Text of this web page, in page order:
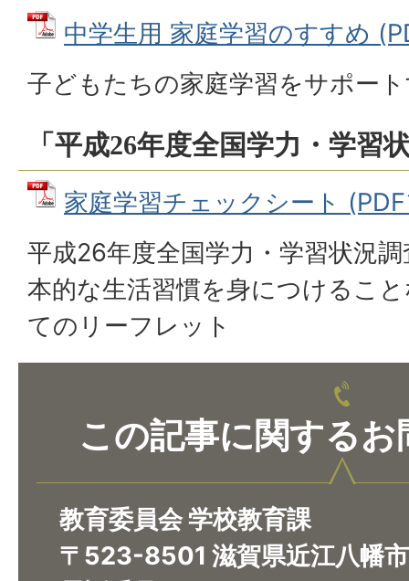
中学生用 家庭学習のすすめ
子どもたちの家庭学習をサポー
「平成26年度全国学力・学習
家庭学習チェックシート
平成26年度全国学力・学習状況
本的な生活習慣を身につけるこ
てのリーフレット
この記事に関するお
教育委員会 学校教育課
〒523-8501 滋賀県近江八幡